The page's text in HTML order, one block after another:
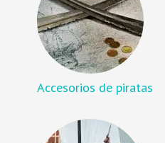
Accesorios de piratas